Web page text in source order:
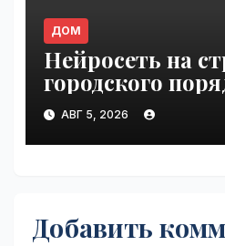
ДОМ
Нейросеть на
городского
VseTime.ru
АВГ 5, 2026
Добавить